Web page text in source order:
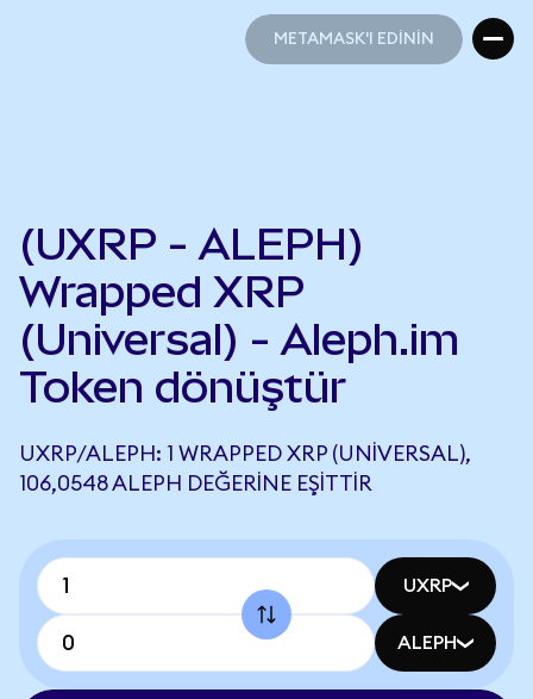
METAMASK'I EDİNİN
(UXRP - ALEPH)
Wrapped XRP
(Universal) - Aleph.im
Token dönüştür
UXRP/ALEPH: 1 WRAPPED XRP (UNIVERSAL),
106,0548 ALEPH DEĞERINE EŞITTIR
UXRP
ALEPH